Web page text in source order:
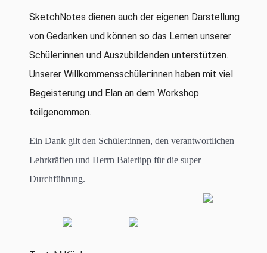
SketchNotes dienen auch der eigenen Darstellung
von Gedanken und können so das Lernen unserer
Schüler:innen und Auszubildenden unterstützen.
Unserer Willkommensschüler:innen haben mit viel
Begeisterung und Elan an dem Workshop
teilgenommen.
Ein Dank gilt den Schüler:innen, den verantwortlichen
Lehrkräften und Herrn Baierlipp für die super
Durchführung.